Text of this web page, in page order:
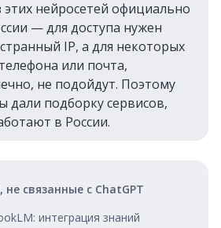
этих нейросетей официально
— для доступа нужен
IP, а для некоторых
или почта,
не подойдут. Поэтому
дали подборку сервисов,
в России.
связанные с ChatGPT
интеграция знаний